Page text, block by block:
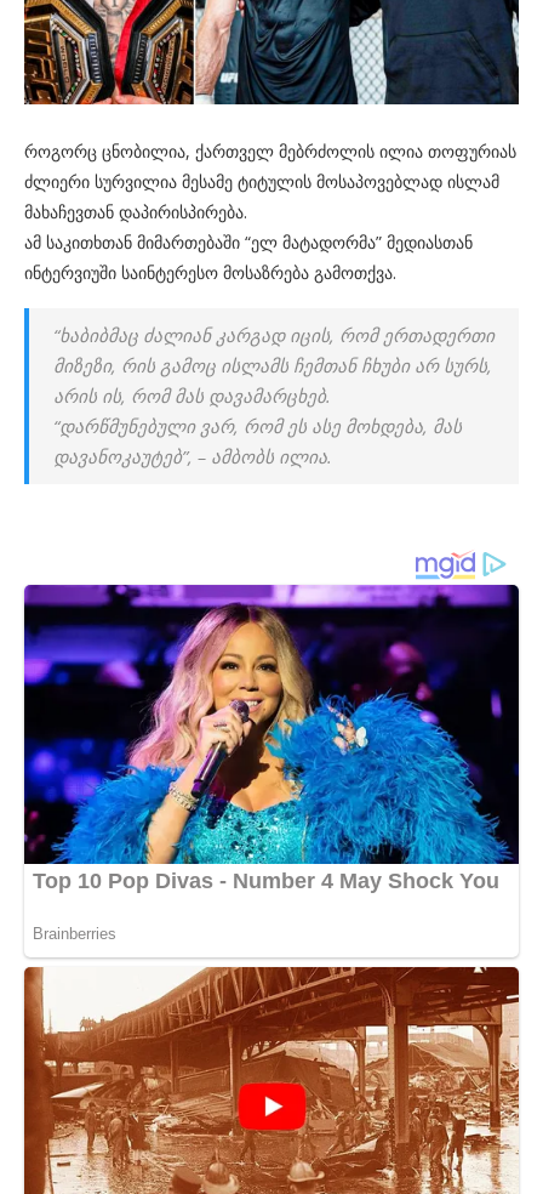
როგორც ცნობილია, ქართველ მებრძოლის ილია თოფურიას
ძლიერი სურვილია მესამე ტიტულის მოსაპოვებლად ისლამ
მახაჩევთან დაპირისპირება.
ამ საკითხთან მიმართებაში “ელ მატადორმა” მედიასთან
ინტერვიუში საინტერესო მოსაზრება გამოთქვა.
“ხაბიბმაც ძალიან კარგად იცის, რომ ერთადერთი
მიზეზი, რის გამოც ისლამს ჩემთან ჩხუბი არ სურს,
არის ის, რომ მას დავამარცხებ.
“დარწმუნებული ვარ, რომ ეს ასე მოხდება, მას
დავანოკაუტებ”, – ამბობს ილია.